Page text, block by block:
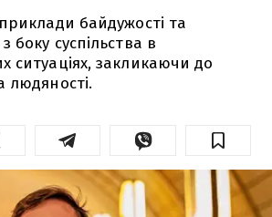
байдужості та
боку суспільства в
ситуаціях, закликаючи до
людяності.